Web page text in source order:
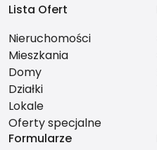
Lista Ofert
Nieruchomości
Mieszkania
Domy
Działki
Lokale
Oferty specjalne
Formularze